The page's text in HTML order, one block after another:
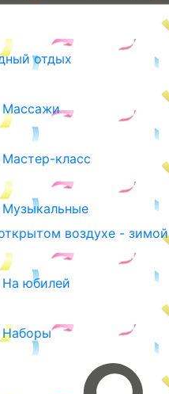
отдых
Массажи
Мастер-класс
Музыкальные
воздухе - зимой
На юбилей
Наборы